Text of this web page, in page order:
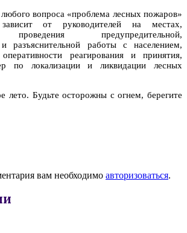
вопроса «проблема лесных пожаров»
от руководителей на местах,
проведения предупредительной,
и разъяснительной работы с населением,
оперативности реагирования и принятия,
по локализации и ликвидации лесных
лето. Будьте осторожны с огнем, берегите
вам необходимо авторизоваться.